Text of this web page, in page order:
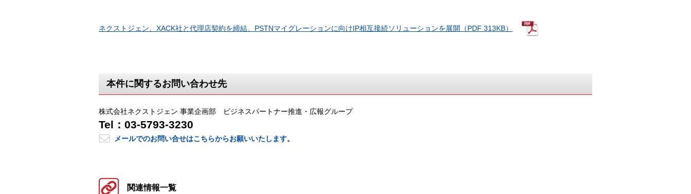
ネクストジェン、XACK社と代理店契約を締結、PSTNマイグレーションに向けIP相互接続ソリューションを展開（PDF 313KB）
本件に関するお問い合わせ先
株式会社ネクストジェン 事業企画部 ビジネスパートナー推進・広報グループ
Tel：03-5793-3230
メールでのお問い合せはこちらからお願いいたします。
関連情報一覧